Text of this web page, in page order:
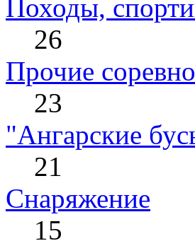
Походы,
26
Прочие
23
"Ангарские
21
Снаряжение
15